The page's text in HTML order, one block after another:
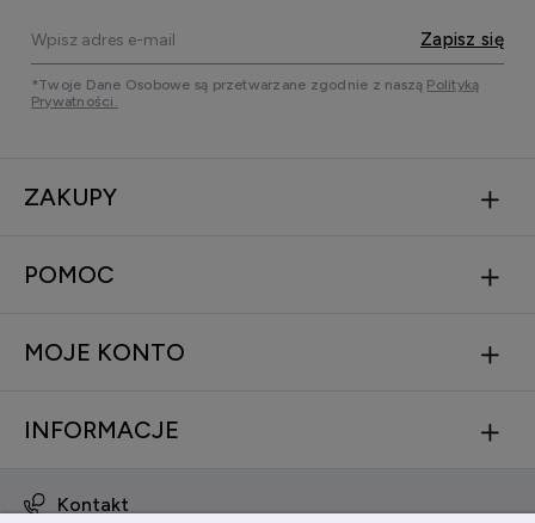
Zapisz się
*Twoje Dane Osobowe są przetwarzane zgodnie z naszą Polityką
Prywatności.
ZAKUPY
POMOC
MOJE KONTO
INFORMACJE
Kontakt